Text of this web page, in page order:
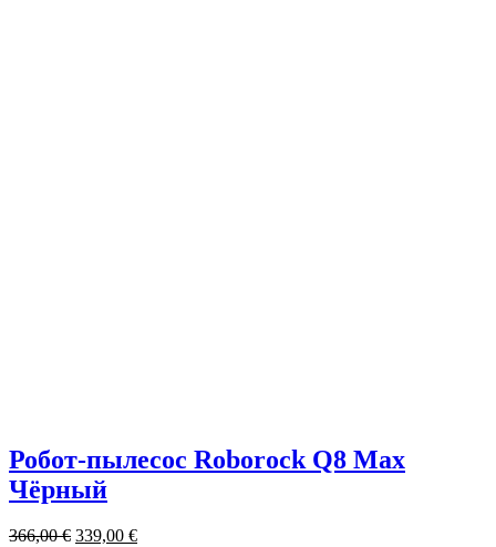
Робот-пылесос Roborock Q8 Max
Чёрный
366,00€ 339,00 €